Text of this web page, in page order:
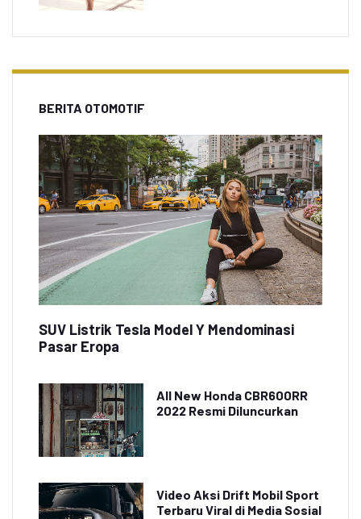
BERITA OTOMOTIF
SUV Listrik Tesla Model Y Mendominasi
Pasar Eropa
All New Honda CBR600RR
2022 Resmi Diluncurkan
Video Aksi Drift Mobil Sport
Terbaru Viral di Media Sosial